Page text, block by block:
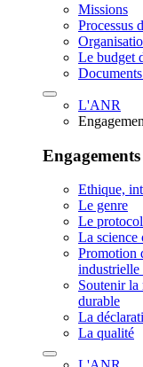
Missions
Processus
Le budget
L'ANR
Engagements
Ethique,
Le genre
Le
La science
Promotion
Soutenir la
durable
La
La qualité